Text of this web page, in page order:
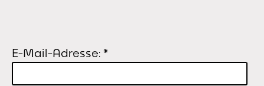
E-Mail-Adresse: *